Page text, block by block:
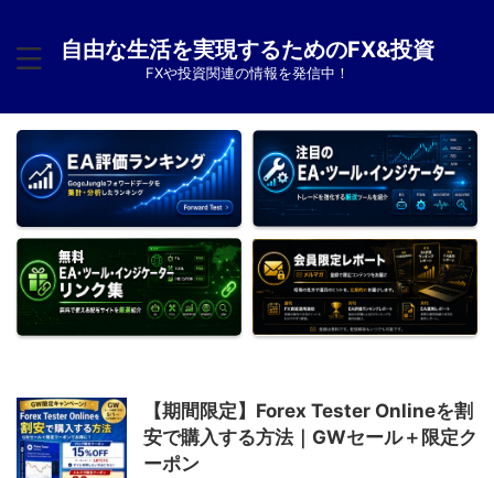
自由な生活を実現するためのFX&投資
FXや投資関連の情報を発信中！
【期間限定】Forex Tester Onlineを割
安で購入する方法｜GWセール＋限定ク
ーポン